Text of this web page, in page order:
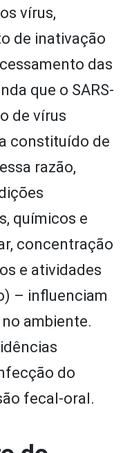
vírus,
de inativação
das
que o SARS-
de vírus
constituído de
razão,
químicos e
concentração
e atividades
– influenciam
ambiente.
do
fecal-oral.